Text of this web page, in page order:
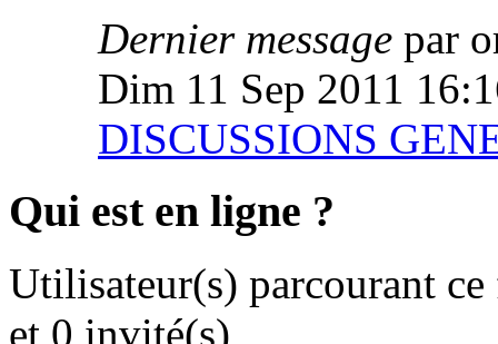
Dernier message par
Dim 11 Sep 2011
DISCUSSIONS
Qui est en ligne ?
Utilisateur(s) parcourant
et 0 invité(s)